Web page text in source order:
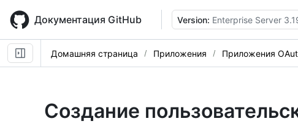
main
content
Документация GitHub Version: Enterprise Server
Домашняя страница Приложения Приложения
Создание